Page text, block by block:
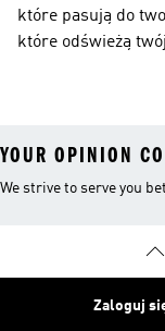
które pasują do
które odświeżą
YOUR OPINION
We strive to serve you
Zaloguj